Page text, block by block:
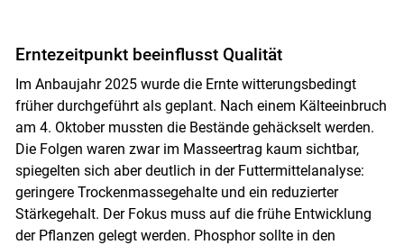
Erntezeitpunkt beeinflusst Qualität
Im Anbaujahr 2025 wurde die Ernte witterungsbedingt
früher durchgeführt als geplant. Nach einem Kälteeinbruch
am 4. Oktober mussten die Bestände gehäckselt werden.
Die Folgen waren zwar im Masseertrag kaum sichtbar,
spiegelten sich aber deutlich in der Futtermittelanalyse:
geringere Trockenmassegehalte und ein reduzierter
Stärkegehalt. Der Fokus muss auf die frühe Entwicklung
der Pflanzen gelegt werden. Phosphor sollte in den